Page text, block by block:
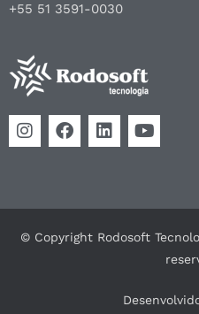
+55 51 3591-0030
© Copyright Rodosoft